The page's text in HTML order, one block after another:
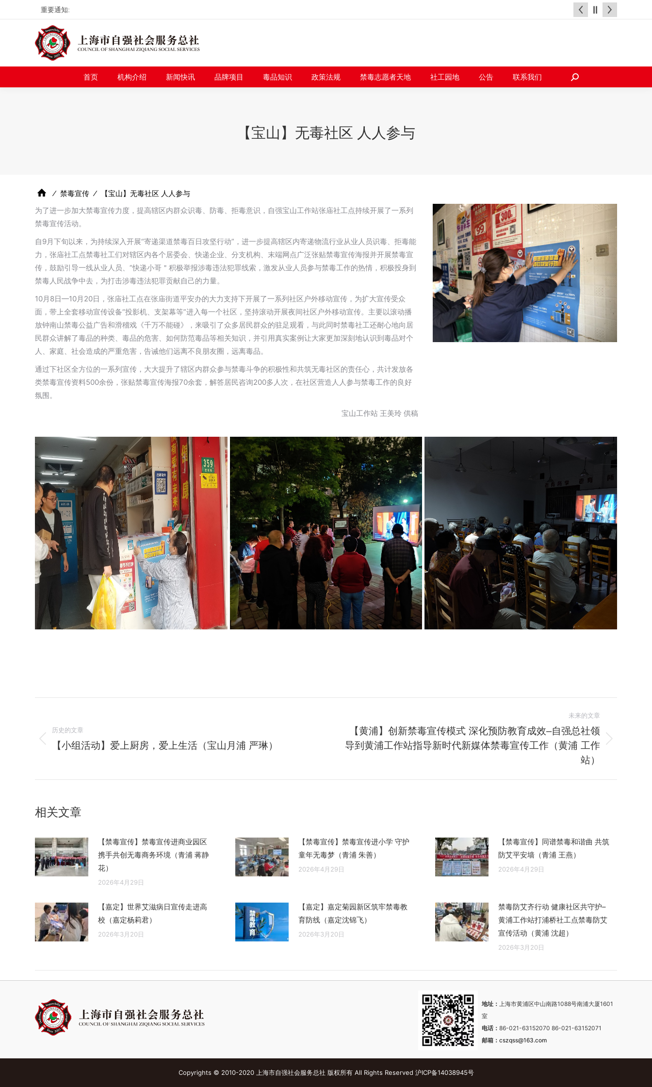
重要通知:
首页 机构介绍 新闻快讯 品牌项目 毒品知识 政策法规 禁毒志愿者天地 社工园地 公告 联系我们
搜
【宝山】无毒社区 人人参与
⁄ 禁毒宣传 ⁄
【宝山】无毒社区 人人参与
为了进一步加大禁毒宣传力度，提高辖区内群众识毒、防毒、拒毒意识，自强宝山工作站张庙社工点持续开展了一系列
禁毒宣传活动。
自9月下旬以来，为持续深入开展“寄递渠道禁毒百日攻坚行动”，进一步提高辖区内寄递物流行业从业人员识毒、拒毒能
力，张庙社工点禁毒社工们对辖区内各个居委会、快递企业、分支机构、末端网点广泛张贴禁毒宣传海报并开展禁毒宣
传，鼓励引导一线从业人员、“快递小哥＂积极举报涉毒违法犯罪线索，激发从业人员参与禁毒工作的热情，积极投身到
禁毒人民战争中去，为打击涉毒违法犯罪贡献自己的力量。
10月8日—10月20日，张庙社工点在张庙街道平安办的大力支持下开展了一系列社区户外移动宣传，为扩大宣传受众
面，带上全套移动宣传设备“投影机、支架幕等”进入每一个社区，坚持滚动开展夜间社区户外移动宣传。主要以滚动播
放钟南山禁毒公益广告和滑稽戏《千万不能碰》，来吸引了众多居民群众的驻足观看，与此同时禁毒社工还耐心地向居
民群众讲解了毒品的种类、毒品的危害、如何防范毒品等相关知识，并引用真实案例让大家更加深刻地认识到毒品对个
人、家庭、社会造成的严重危害，告诫他们远离不良朋友圈，远离毒品。
通过下社区全方位的一系列宣传，大大提升了辖区内群众参与禁毒斗争的积极性和共筑无毒社区的责任心，共计发放各
类禁毒宣传资料500余份，张贴禁毒宣传海报70余套，解答居民咨询200多人次，在社区营造人人参与禁毒工作的良好
氛围。
宝山工作站 王美玲 供稿
章
导
历史的文章
历【小组活动】爱上厨房，爱上生活（宝山月浦 严琳）
未来的文章
未
【黄浦】创新禁毒宣传模式 深化预防教育成效–自强总社领
导到黄浦工作站指导新时代新媒体禁毒宣传工作（黄浦 工作
站）
相关文章
【禁毒宣传】禁毒宣传进商业园区
携手共创无毒商务环境（青浦 蒋静
花）
2026年4月29日
【禁毒宣传】禁毒宣传进小学 守护
童年无毒梦（青浦 朱善）
2026年4月29日
【禁毒宣传】同谱禁毒和谐曲 共筑
防艾平安墙（青浦 王燕）
2026年4月29日
【嘉定】世界艾滋病日宣传走进高
校（嘉定杨莉君）
2026年3月20日
【嘉定】嘉定菊园新区筑牢禁毒教
育防线（嘉定沈锦飞）
2026年3月20日
禁毒防艾齐行动 健康社区共守护–
黄浦工作站打浦桥社工点禁毒防艾
宣传活动（黄浦 沈超）
2026年3月20日
地址： 上海市黄浦区中山南路1088号南浦大厦1601
室
电话：86-021-63152070 86-021-63152071
邮箱：cszqss@163.com
Copyrights © 2010-2020 上海市自强社会服务总社 版权所有 All Rights Reserved 沪ICP备14038945号
首页 机构介绍 新闻快讯 品牌项目 毒品知识 政策法规 禁毒志愿者天地 社工园地 公告 联系我们
搜